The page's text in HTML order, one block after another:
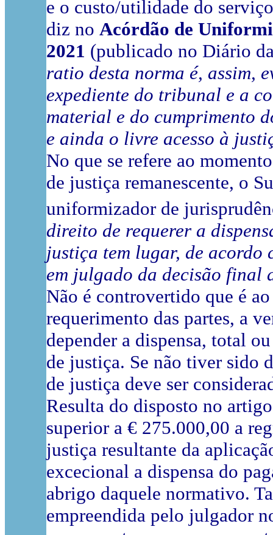
e o custo/utilidade do
diz no Acórdão de
2021 (publicado no Diário
ratio desta norma é, assim,
expediente do tribunal e a
material e do cumprimento
e ainda o livre acesso à
No que se refere ao
de justiça remanescente, o
uniformizador de
direito de requerer a
justiça tem lugar, de acordo
em julgado da decisão final
Não é controvertido que é
requerimento das partes, a
depender a dispensa, total
de justiça. Se não tiver sido
de justiça deve ser
Resulta do disposto no
superior a € 275.000,00 a
justiça resultante da
excecional a dispensa do
abrigo daquele normativo.
empreendida pelo julgador